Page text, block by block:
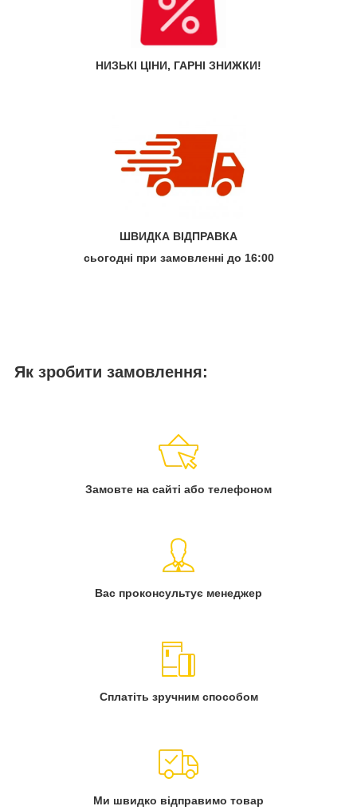
НИЗЬКІ ЦІНИ, ГАРНІ ЗНИЖКИ!
ШВИДКА ВІДПРАВКА
сьогодні при замовленні до 16:00
Як зробити замовлення:
Замовте на сайті або телефоном
Вас проконсультує менеджер
Сплатіть зручним способом
Ми швидко відправимо товар